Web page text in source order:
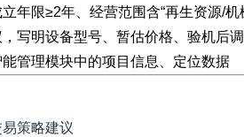
年限≥2年、经营范围含“再生资源/机
写明设备型号、暂估价格、验机后
管理模块中的项目信息、定位数据
策略建议